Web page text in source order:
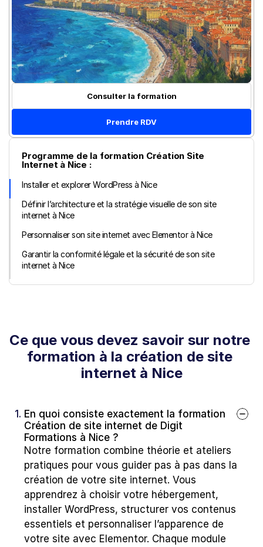
Programme de la formation Création Site
Internet à Nice :
Installer et explorer WordPress à Nice
Définir l’architecture et la stratégie visuelle de son site
internet à Nice
Personnaliser son site internet avec Elementor à Nice
Garantir la conformité légale et la sécurité de son site
internet à Nice
Consulter la formation
Prendre RDV
Ce que vous devez savoir sur notre
formation à la création de site
internet à Nice
1. En quoi consiste exactement la formation
Création de site internet de Digit
Formations à Nice ?
Notre formation combine théorie et ateliers
pratiques pour vous guider pas à pas dans la
création de votre site internet. Vous
apprendrez à choisir votre hébergement,
installer WordPress, structurer vos contenus
essentiels et personnaliser l’apparence de
votre site avec Elementor. Chaque module